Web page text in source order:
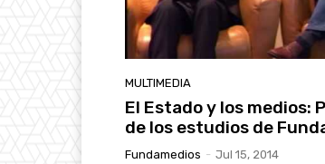
MULTIMEDIA
El Estado y los medios:
de los estudios de
Fundamedios - Jul 15, 2014